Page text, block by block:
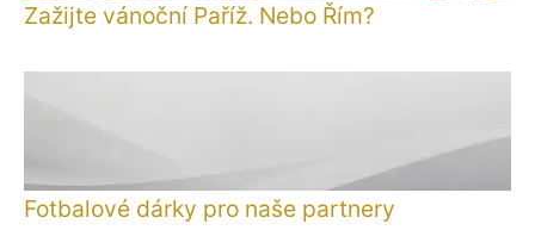
Zažijte vánoční Paříž. Nebo Řím?
Fotbalové dárky pro naše partnery